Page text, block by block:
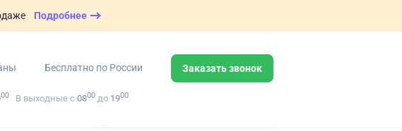
Подробнее
Бесплатно по России Заказать звонок
00 В выходные с 0800 до 1900